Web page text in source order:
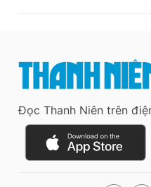
Đọc Thanh Niên trên